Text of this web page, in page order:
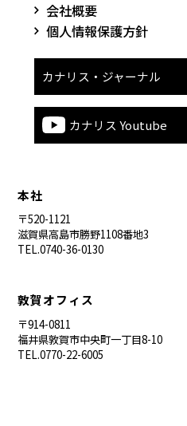
会社概要
個人情報保護方針
カナリス・ジャーナル
カナリス Youtube
本社
〒520-1121
滋賀県高島市勝野1108番地3
TEL.0740-36-0130
敦賀オフィス
〒914-0811
福井県敦賀市中央町一丁目8-10
TEL.0770-22-6005